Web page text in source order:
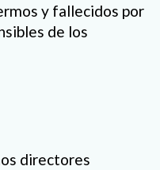
y fallecidos por
de los
directores